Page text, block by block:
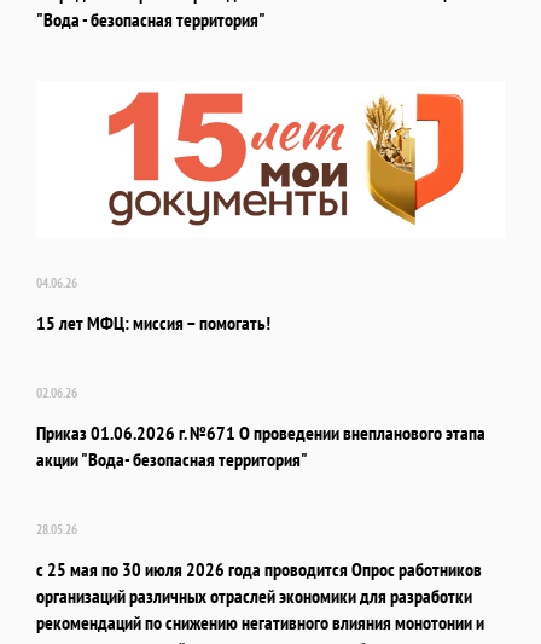
"Вода - безопасная территория"
04.06.26
15 лет МФЦ: миссия – помогать!
02.06.26
Приказ 01.06.2026 г. №671 О проведении внепланового этапа
акции "Вода- безопасная территория"
28.05.26
с 25 мая по 30 июля 2026 года проводится Опрос работников
организаций различных отраслей экономики для разработки
рекомендаций по снижению негативного влияния монотонии и